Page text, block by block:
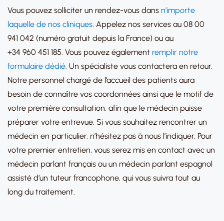
Vous pouvez solliciter un rendez-vous dans n’importe
laquelle de nos cliniques. Appelez nos services au 08 00
941 042 (numéro gratuit depuis la France) ou au
+34 960 451 185. Vous pouvez également remplir notre
formulaire dédié. Un spécialiste vous contactera en retour.
Notre personnel chargé de l’accueil des patients aura
besoin de connaître vos coordonnées ainsi que le motif de
votre première consultation, afin que le médecin puisse
préparer votre entrevue. Si vous souhaitez rencontrer un
médecin en particulier, n’hésitez pas à nous l’indiquer. Pour
votre premier entretien, vous serez mis en contact avec un
médecin parlant français ou un médecin parlant espagnol
assisté d’un tuteur francophone, qui vous suivra tout au
long du traitement.